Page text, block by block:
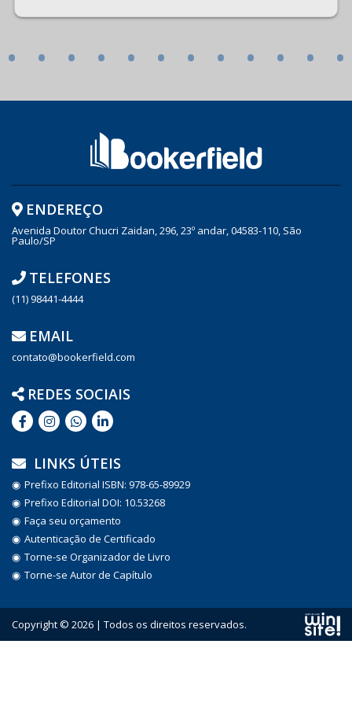
• • • • • • • • • • • •
ENDEREÇO
Avenida Doutor Chucri Zaidan, 296, 23º andar, 04583-110, São
Paulo/SP
TELEFONES
(11) 98441-4444
EMAIL
contato@bookerfield.com
REDES SOCIAIS
LINKS ÚTEIS
Prefixo Editorial ISBN: 978-65-89929
Prefixo Editorial DOI: 10.53268
Faça seu orçamento
Autenticação de Certificado
Torne-se Organizador de Livro
Torne-se Autor de Capítulo
Copyright © 2026 | Todos os direitos reservados.